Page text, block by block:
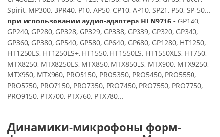
Spirit, MP300, BPR40, P10, AP50, CP10, AP10, SP21, P50, SP-50...
при использовании аудио-адаптера HLN9716 - GP140,
GP240, GP280, GP328, GP329, GP338, GP339, GP320, GP340,
GP360, GP380, GP540, GP580, GP640, GP680, GP1280, HT1250,
HT1250LS, HT1250LS+, HT1550, HT1550LS, HT1550XLS, HT750,
MTX8250, MTX8250LS, MTX850, MTX850LS, MTX900, MTX9250,
MTX950, MTX960, PRO5150, PRO5350, PRO5450, PRO5550,
PRO5750, PRO7150, PRO7350, PRO7450, PRO7550, PRO7750,
PRO9150, PTX700, PTX760, PTX780...
Динамики-микрофоны форм-